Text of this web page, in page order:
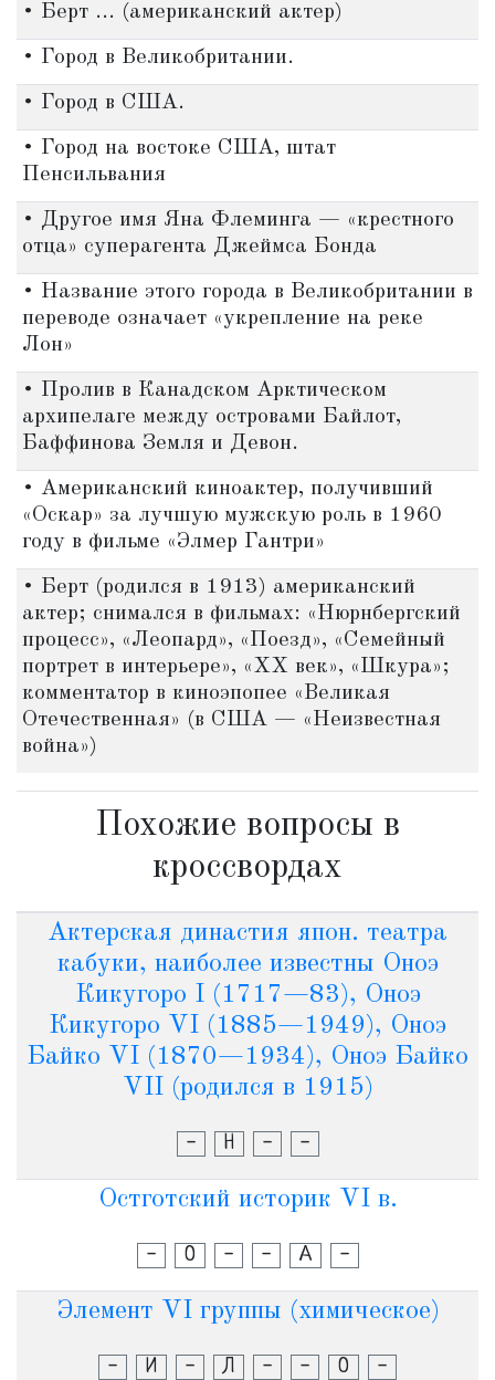
• Берт ... (американский актер)
• Город в Великобритании.
• Город в США.
• Город на востоке США, штат
Пенсильвания
• Другое имя Яна Флеминга — «крестного
отца» суперагента Джеймса Бонда
• Название этого города в Великобритании в
переводе означает «укрепление на реке
Лон»
• Пролив в Канадском Арктическом
архипелаге между островами Байлот,
Баффинова Земля и Девон.
• Американский киноактер, получивший
«Оскар» за лучшую мужскую роль в 1960
году в фильме «Элмер Гантри»
• Берт (родился в 1913) американский
актер; снимался в фильмах: «Нюрнбергский
процесс», «Леопард», «Поезд», «Семейный
портрет в интерьере», «ХХ век», «Шкура»;
комментатор в киноэпопее «Великая
Отечественная» (в США — «Неизвестная
война»)
Похожие вопросы в
кроссвордах
Актерская династия япон. театра
кабуки, наиболее известны Оноэ
Кикугоро I (1717—83), Оноэ
Кикугоро VI (1885—1949), Оноэ
Байко VI (1870—1934), Оноэ Байко
VII (родился в 1915)
- Н - -
Остготский историк VI в.
- О - - А -
Элемент VI группы (химическое)
- И - Л - - О -